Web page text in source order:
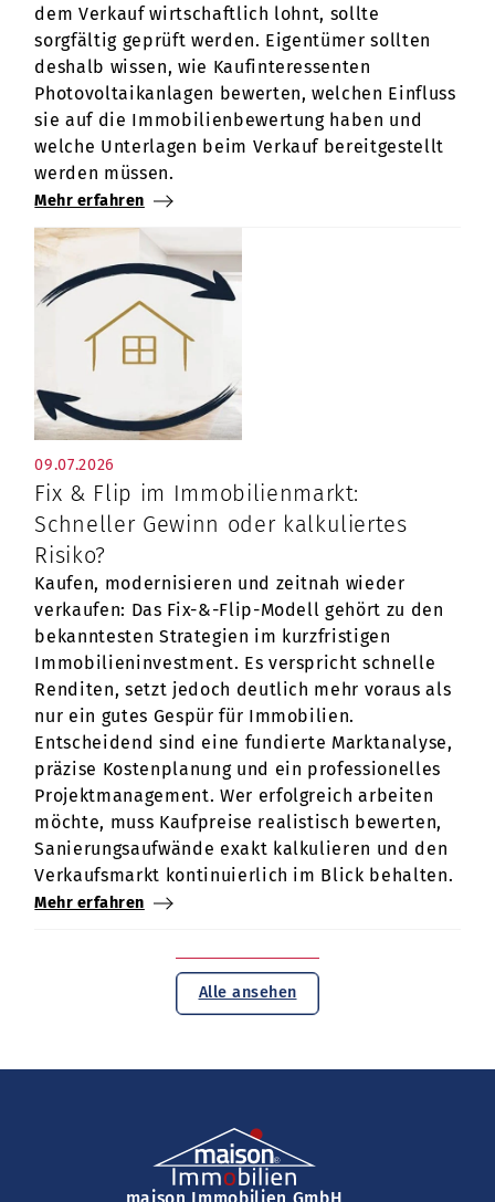
dem Verkauf wirtschaftlich lohnt, sollte
sorgfältig geprüft werden. Eigentümer sollten
deshalb wissen, wie Kaufinteressenten
Photovoltaikanlagen bewerten, welchen Einfluss
sie auf die Immobilienbewertung haben und
welche Unterlagen beim Verkauf bereitgestellt
werden müssen.
Mehr erfahren
09.07.2026
Fix & Flip im Immobilienmarkt:
Schneller Gewinn oder kalkuliertes
Risiko?
Kaufen, modernisieren und zeitnah wieder
verkaufen: Das Fix-&-Flip-Modell gehört zu den
bekanntesten Strategien im kurzfristigen
Immobilieninvestment. Es verspricht schnelle
Renditen, setzt jedoch deutlich mehr voraus als
nur ein gutes Gespür für Immobilien.
Entscheidend sind eine fundierte Marktanalyse,
präzise Kostenplanung und ein professionelles
Projektmanagement. Wer erfolgreich arbeiten
möchte, muss Kaufpreise realistisch bewerten,
Sanierungsaufwände exakt kalkulieren und den
Verkaufsmarkt kontinuierlich im Blick behalten.
Mehr erfahren
Alle ansehen
maison Immobilien GmbH